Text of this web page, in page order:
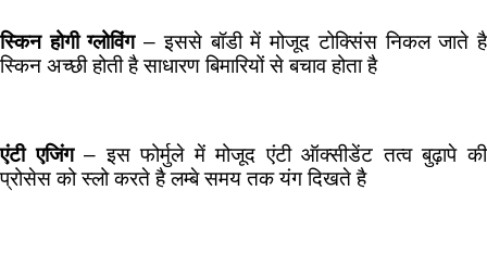
स्किन होगी ग्लोविंग– इससे बॉडी में मोजूद टोक्सिंस निकल जाते है
स्किन अच्छी होती है साधारण बिमारियों से बचाव होता है
एंटी एजिंग– इस फोर्मुले में मोजूद एंटी ऑक्सीडेंट तत्व बुढ़ापे की
प्रोसेस को स्लो करते है लम्बे समय तक यंग दिखते है